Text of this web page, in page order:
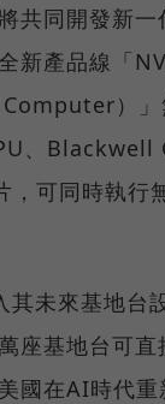
共同開發新一
新產品線「
）」
、Blackwell
，可同時執行
未來基地台
座基地台可直
國在AI時代重